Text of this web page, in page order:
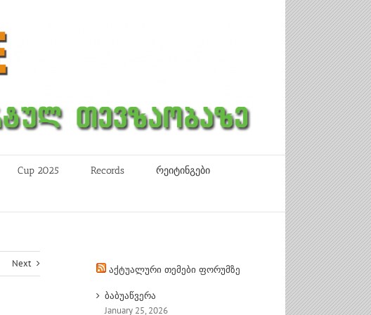
Cup 2025 Records რეიტინგები
Next
აქტუალური თემები ფორუმზე
ბაბუაწვერა
January 25, 2026